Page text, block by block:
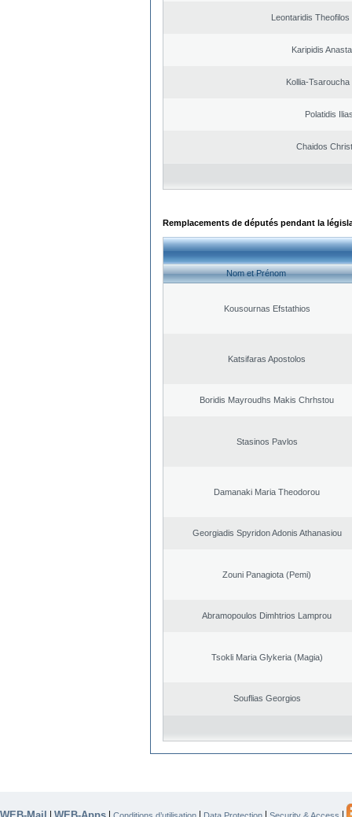
Leontaridis
Karipidis
Kollia-Tsaroucha
Polatidis
Chaidos
Remplacements de députés pendant la
Nom et Prénom
Kousournas Efstathios
Katsifaras Apostolos
Boridis Mayroudhs Makis Chrhstou
Stasinos Pavlos
Damanaki Maria Theodorou
Georgiadis Spyridon Adonis Athanasiou
Zouni Panagiota (Pemi)
Abramopoulos Dimhtrios Lamprou
Tsokli Maria Glykeria (Magia)
Souflias Georgios